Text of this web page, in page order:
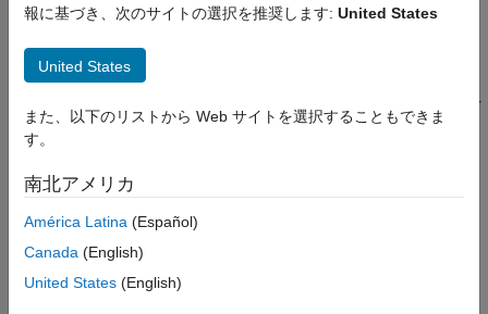
Raspberry Pi Blockset
カテゴリ
Get Started with Raspberry Pi Blockset
Applications
Peripherals
Communication
Sensors
Multimedia
hardware
peripherals and sensors attached to Raspberry Pi hardware.
Interface with GPIO pins, onboard LEDs, external analog-to-
digital converters, rotary encoders, and other devices to monitor
sensor data, control actuators, and automate tasks. With these
capabilities, you can prototype, test, and deploy interactive and
sensor-driven applications on Raspberry Pi hardware.
Categories
System Peripherals
Monitor and control Raspberry Pi hardware system peripherals
報に基づき、次のサイトの選択を推奨します: United States
United States
また、以下のリストから Web サイトを選択することもできま
す。
南北アメリカ
América Latina (Español)
Canada (English)
United States (English)